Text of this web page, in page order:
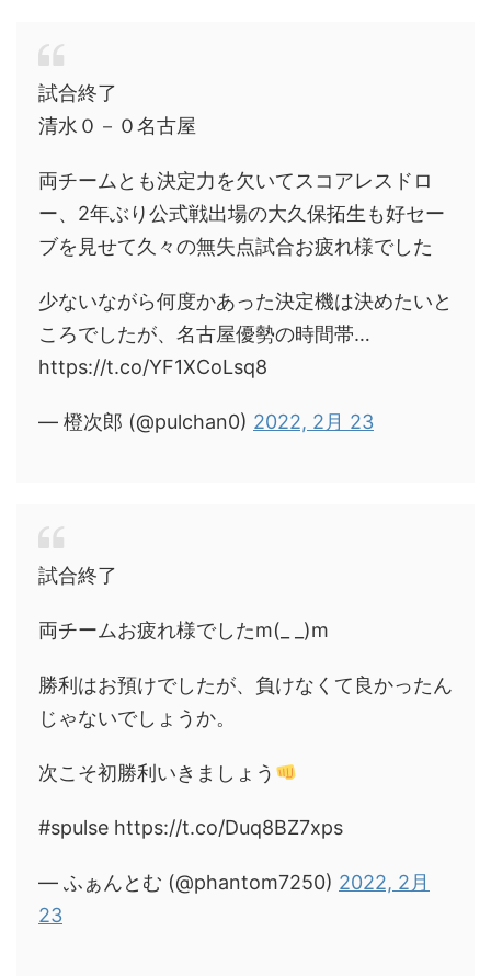
試合終了
清水０－０名古屋
両チームとも決定力を欠いてスコアレスドロ
ー、2年ぶり公式戦出場の大久保拓生も好セー
ブを見せて久々の無失点試合お疲れ様でした
少ないながら何度かあった決定機は決めたいと
ころでしたが、名古屋優勢の時間帯…
https://t.co/YF1XCoLsq8
— 橙次郎 (@pulchan0) 2022, 2月 23
試合終了
両チームお疲れ様でしたm(_ _)m
勝利はお預けでしたが、負けなくて良かったん
じゃないでしょうか。
次こそ初勝利いきましょう
#spulse https://t.co/Duq8BZ7xps
— ふぁんとむ (@phantom7250) 2022, 2月
23